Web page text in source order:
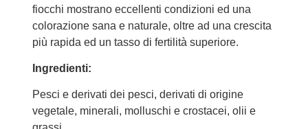
fiocchi mostrano eccellenti condizioni ed una
colorazione sana e naturale, oltre ad una crescita
più rapida ed un tasso di fertilità superiore.
Ingredienti:
Pesci e derivati dei pesci, derivati di origine
vegetale, minerali, molluschi e crostacei, olii e